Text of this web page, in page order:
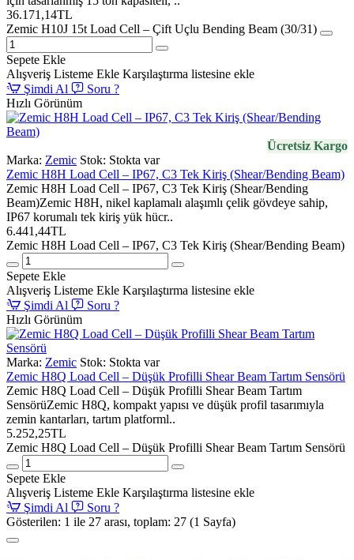
36.171,14TL
Zemic H10J 15t Load Cell – Çift Uçlu Bending Beam (30/31)
Sepete Ekle
Alışveriş Listeme Ekle Karşılaştırma listesine ekle
Şimdi Al
Soru ?
Hızlı Görünüm
Ücretsiz Kargo
Marka: Zemic Stok: Stokta var
Zemic H8H Load Cell – IP67, C3 Tek Kiriş (Shear/Bending Beam)
Zemic H8H Load Cell – IP67, C3 Tek Kiriş (Shear/Bending
Beam)Zemic H8H, nikel kaplamalı alaşımlı çelik gövdeye sahip,
IP67 korumalı tek kiriş yük hücr..
6.441,44TL
Zemic H8H Load Cell – IP67, C3 Tek Kiriş (Shear/Bending Beam)
Sepete Ekle
Alışveriş Listeme Ekle Karşılaştırma listesine ekle
Şimdi Al
Soru ?
Hızlı Görünüm
Marka: Zemic Stok: Stokta var
Zemic H8Q Load Cell – Düşük Profilli Shear Beam Tartım Sensörü
Zemic H8Q Load Cell – Düşük Profilli Shear Beam Tartım
SensörüZemic H8Q, kompakt yapısı ve düşük profil tasarımıyla
zemin kantarları, tartım platforml..
5.252,25TL
Zemic H8Q Load Cell – Düşük Profilli Shear Beam Tartım Sensörü
Sepete Ekle
Alışveriş Listeme Ekle Karşılaştırma listesine ekle
Şimdi Al
Soru ?
Gösterilen: 1 ile 27 arası, toplam: 27 (1 Sayfa)